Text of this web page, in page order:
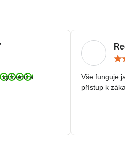
/
5
vyřízení a
Vše funguje
přístup k